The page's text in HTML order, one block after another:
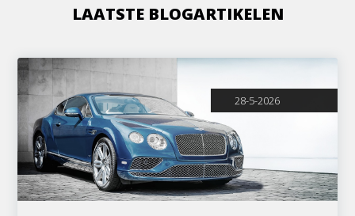
LAATSTE BLOGARTIKELEN
28-5-2026